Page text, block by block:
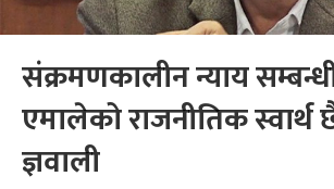
संक्रमणकालीन न्याय सम्बन्धी
एमालेको राजनीतिक स्वार्थ
ज्ञवाली